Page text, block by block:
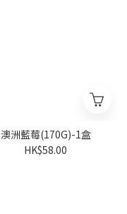
澳洲藍莓(170G)-1盒
HK$58.00